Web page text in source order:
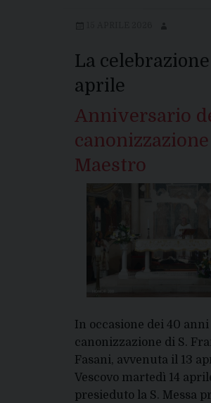
La
aprile
Anniversario
Maestro
In occasione dei 40 anni
canonizzazione di S.
Fasani, avvenuta il 13
Vescovo martedì 14
presieduto la S. Messa